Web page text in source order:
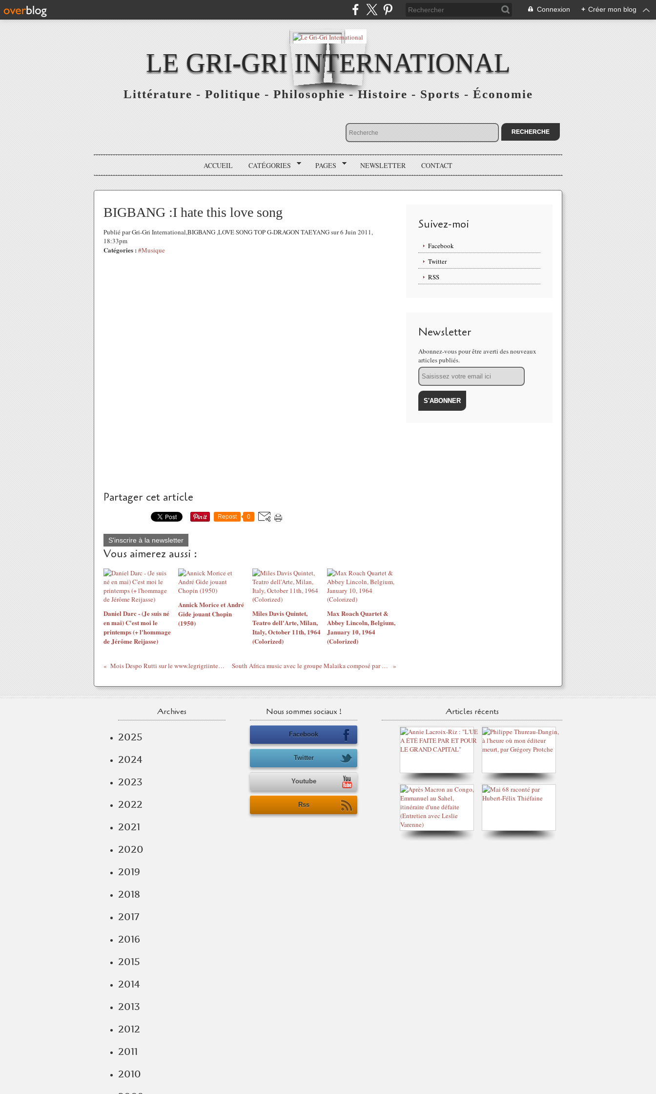
Connexion + Créer mon blog
LE GRI-GRI INTERNATIONAL
Littérature - Politique - Philosophie - Histoire - Sports - Économie
ACCUEIL CATÉGORIES PAGES NEWSLETTER CONTACT
BIGBANG :I hate this love song
Publié par Gri-Gri International,BIGBANG ,LOVE SONG TOP G-DRAGON TAEYANG sur 6 Juin 2011,
18:33pm
Catégories : #Musique
Partager cet article
Repost 0
S'inscrire à la newsletter
Vous aimerez aussi :
Daniel Darc - (Je suis né
en mai) C'est moi le
printemps (+ l'hommage
de Jérôme Reijasse)
Annick Morice et André
Gide jouant Chopin
(1950)
Miles Davis Quintet,
Teatro dell'Arte, Milan,
Italy, October 11th, 1964
(Colorized)
Max Roach Quartet &
Abbey Lincoln, Belgium,
January 10, 1964
(Colorized)
Mois Despo Rutti sur le www.legrigriinternational.com - Laisse pas trainer ta soeur South Africa music avec le groupe Malaika composé par Matshediso Florence Mholo et Bongani Kevin Nchang
Suivez-moi
Facebook
Twitter
RSS
Newsletter
Abonnez-vous pour être averti des nouveaux
articles publiés.
Email
Archives
2025
2024
2023
2022
2021
2020
2019
2018
2017
2016
2015
2014
2013
2012
2011
2010
Nous sommes sociaux !
Facebook
Twitter
Youtube
Rss
Articles récents